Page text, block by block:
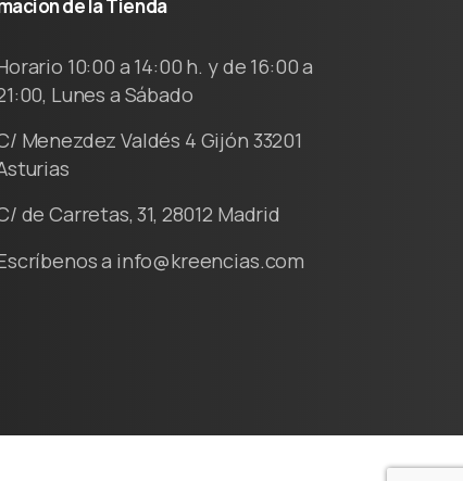
delaTienda
10:00 a 14:00 h. y de 16:00 a
Lunes a Sábado
Menezdez Valdés 4 Gijón 33201
de Carretas, 31, 28012 Madrid
a info@kreencias.com